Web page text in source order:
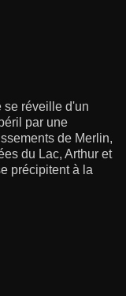
se réveille d'un
par une
de Merlin,
du Lac, Arthur et
précipitent à la